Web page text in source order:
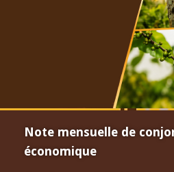
Note mensuelle de
économique